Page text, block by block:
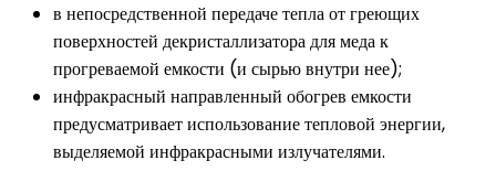
в непосредственной передаче тепла от греющих
поверхностей декристаллизатора для меда к
прогреваемой емкости (и сырью внутри нее);
инфракрасный направленный обогрев емкости
предусматривает использование тепловой энергии,
выделяемой инфракрасными излучателями.